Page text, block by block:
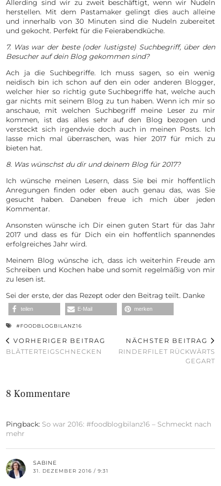
Allerding sind wir zu zweit beschäftigt, wenn wir Nudeln
herstellen. Mit dem Pastamaker gelingt dies auch alleine
und innerhalb von 30 Minuten sind die Nudeln zubereitet
und gekocht. Perfekt für die Feierabendküche.
7. Was war der beste (oder lustigste) Suchbegriff, über den
Besucher auf dein Blog gekommen sind?
Ach ja die Suchbegriffe. Ich muss sagen, so ein wenig
neidisch bin ich schon auf den ein oder anderen Blogger,
welcher hier so richtig gute Suchbegriffe hat, welche auch
gar nichts mit seinem Blog zu tun haben. Wenn ich mir so
anschaue, mit welchen Suchbegriff meine Leser zu mir
kommen, ist das alles sehr auf den Blog bezogen und
versteckt sich irgendwie doch auch in meinen Posts. Ich
lasse mich mal überraschen, was hier 2017 für mich zu
bieten hat.
8. Was wünschst du dir und deinem Blog für 2017?
Ich wünsche meinen Lesern, dass Sie bei mir hoffentlich
Anregungen finden oder eben auch genau das, was Sie
gesucht haben. Daneben freue ich mich über jeden
Kommentar.
Ansonsten wünsche ich Dir einen guten Start für das Jahr
2017 und dass es für Dich ein ein hoffentlich spannendes
erfolgreiches Jahr wird.
Meinem Blog wünsche ich, dass ich weiterhin Freude am
Schreiben und Kochen habe und somit regelmäßig von mir
zu lesen ist.
Sei der erste, der das Rezept oder den Beitrag teilt. Danke
teilen E-Mail merken
#FOODBLOGBILANZ16
VORHERIGER BEITRAG
BLÄTTERTEIGSCHNECKEN
NÄCHSTER BEITRAG
RINDERFILET RÜCKWÄRTS
GEGART
8 Kommentare
Pingback: So war 2016: #foodblogbilanz16 – Schmeckt nach
mehr
SABINE
31. DEZEMBER 2016 / 9:31